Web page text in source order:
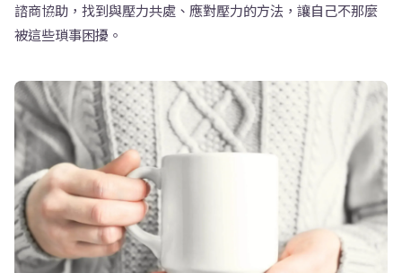
諮商協助，找到與壓力共處、應對壓力的方法，讓自己不那麼
被這些瑣事困擾。